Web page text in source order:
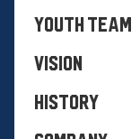
YOUTH TEAM
VISION
HISTORY